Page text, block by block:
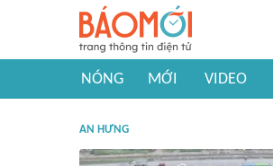
NÓNG MỚI VIDEO
AN HƯNG